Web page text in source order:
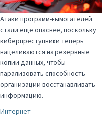
Атаки программ-вымогателей
стали еще опаснее, поскольку
киберпреступники теперь
нацеливаются на резервные
копии данных, чтобы
парализовать способность
организации восстанавливать
информацию.
Интернет